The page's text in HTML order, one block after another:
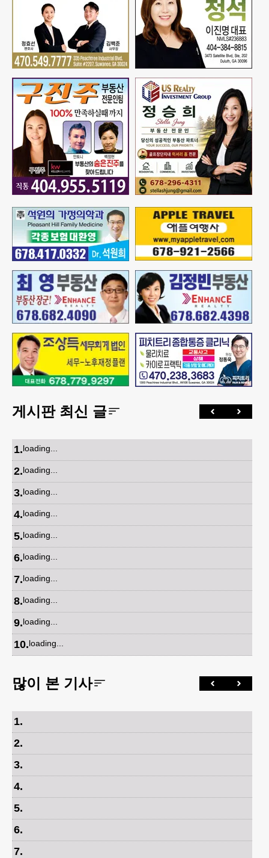
게시판 최신 글
1.loading...
2.loading...
3.loading...
4.loading...
5.loading...
6.loading...
7.loading...
8.loading...
9.loading...
10.loading...
많이 본 기사
1.
2.
3.
4.
5.
6.
7.